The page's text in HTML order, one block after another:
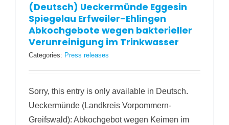
(Deutsch) Ueckermünde Eggesin
Spiegelau Erfweiler-Ehlingen
Abkochgebote wegen bakterieller
Verunreinigung im Trinkwasser
Categories: Press releases
Sorry, this entry is only available in Deutsch.
Ueckermünde (Landkreis Vorpommern-
Greifswald): Abkochgebot wegen Keimen im